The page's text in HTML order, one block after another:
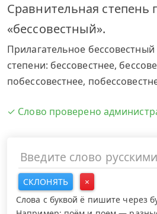
Сравнительная степень
«бессовестный».
Прилагательное
степени: бессовестнее,
побессовестнее,
✓ Слово проверено
СКЛОНЯТЬ
×
Слова с буквой ё пишите через